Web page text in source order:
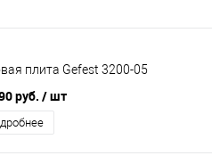
плита Gefest 3200-05
руб. / шт